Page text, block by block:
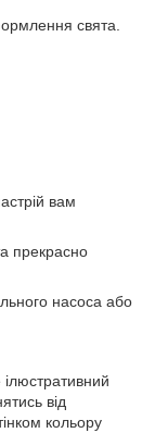
свята.
вам
прекрасно
насоса або
від
кольору